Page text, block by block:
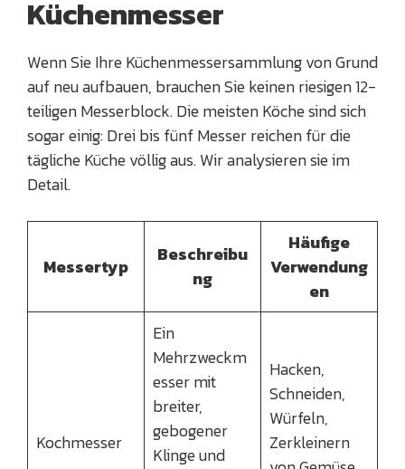
Küchenmesser
Wenn Sie Ihre Küchenmessersammlung von Grund
auf neu aufbauen, brauchen Sie keinen riesigen 12-
teiligen Messerblock. Die meisten Köche sind sich
sogar einig: Drei bis fünf Messer reichen für die
tägliche Küche völlig aus. Wir analysieren sie im
Detail.
Messertyp
Beschreibu
ng
Häufige
Verwendung
en
Kochmesser
Ein
Mehrzweckm
esser mit
breiter,
gebogener
Klinge und
Hacken,
Schneiden,
Würfeln,
Zerkleinern